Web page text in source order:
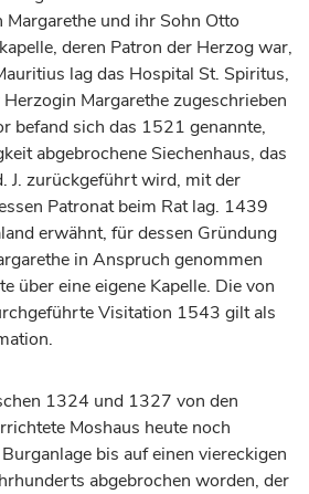
Margarethe und ihr Sohn Otto
deren Patron der Herzogwar,
lag das Hospital St. Spiritus,
Herzogin Margarethe zugeschrieben
befand sich das 1521 genannte,
abgebrochene Siechenhaus, das
J. zurückgeführt wird, mit der
Patronat beim Rat lag. 1439
erwähnt, für dessen Gründung
in Anspruch genommen
über eine eigene Kapelle. Die von
Visitation 1543 gilt als
1324 und 1327 von den
Moshaus heute noch
bis auf einen viereckigen
abgebrochen worden, der